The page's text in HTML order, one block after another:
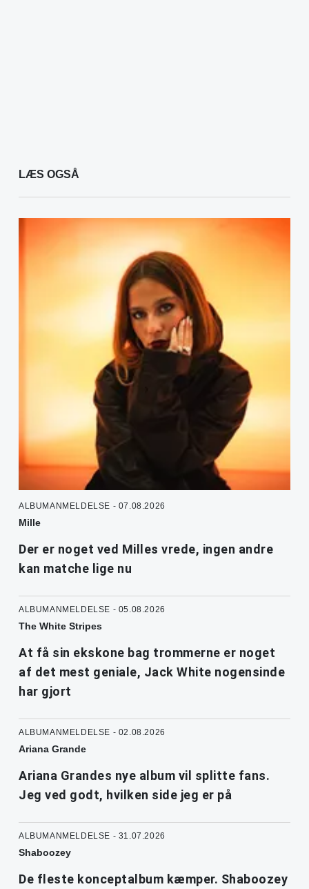
LÆS OGSÅ
ALBUMANMELDELSE - 07.08.2026
Mille
Der er noget ved Milles vrede, ingen andre
kan matche lige nu
ALBUMANMELDELSE - 05.08.2026
The White Stripes
At få sin ekskone bag trommerne er noget
af det mest geniale, Jack White nogensinde
har gjort
ALBUMANMELDELSE - 02.08.2026
Ariana Grande
Ariana Grandes nye album vil splitte fans.
Jeg ved godt, hvilken side jeg er på
ALBUMANMELDELSE - 31.07.2026
Shaboozey
De fleste konceptalbum kæmper. Shaboozey